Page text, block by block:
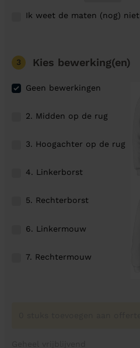
Ik weet de maten (nog) niet
3 Kies bewerking(en)
Geen bewerkingen
2. Midden op de rug
3. Hoogachter op de rug
4. Linkerborst
5. Rechterborst
6. Linkermouw
7. Rechtermouw